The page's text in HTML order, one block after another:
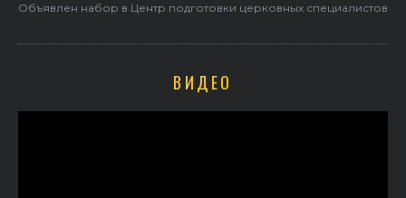
Объявлен набор в Центр подготовки церковных специалистов
ВИДЕО